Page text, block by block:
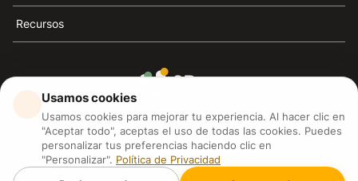
Recursos
3Bee es el referente de la sostenibilidad, la defensa de
las abejas y la biodiversidad
3Bee S.R.L Via Pastrengo 14, 20159, Milano (MI)
P.IVA: IT09711590969
Usamos cookies
Usamos cookies para mejorar tu experiencia. Al hacer clic en
"Aceptar todo", aceptas el uso de todas las cookies. Puedes
personalizar tus preferencias haciendo clic en
"Personalizar". Política de Privacidad